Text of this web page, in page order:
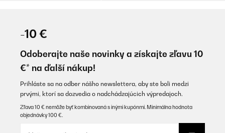
-10 €
Odoberajte naše novinky a získajte zľavu 10
€* na ďalší nákup!
Prihláste sa na odber nášho newslettera, aby ste boli medzi
prvými, ktorí sa dozvedia o nadchádzajúcich výpredajoch.
Zľava 10 € nemôže byť kombinovaná s inými kupónmi. Minimálna hodnota
objednávky 100 €.